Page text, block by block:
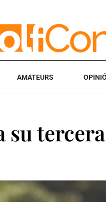
AMATEURS
su